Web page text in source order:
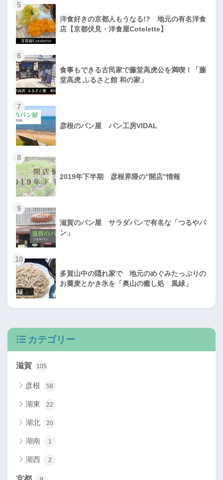
5
洋食好きの京都人もうなる!? 地元の有名洋食
店【京都伏見・洋食屋Cotelette】
6
食事もできる古民家で藤堂高虎公を満喫！「藤
堂高虎 ふるさと館 和の家」
7
彦根のパン屋 パン工房VIDAL
8
2019年下半期 彦根界隈の”開店”情報
9
滋賀のパン屋 サラダパンで有名な「つるやパ
ン」
10
多賀山中の隠れ家で 地元のめぐみたっぷりの
お蕎麦とかき氷を「奥山の癒し処 風緑」
カテゴリー
滋賀 105
彦根 58
湖東 22
湖北 20
湖南 1
湖西 2